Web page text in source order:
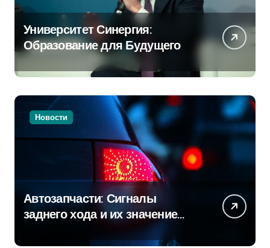
Университет Синергия:
Образование для Будущего
Новости
Автозапчасти: Сигналы
заднего хода и их значение
для безопасности на дороге